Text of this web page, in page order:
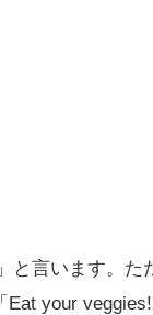
と言います。
your